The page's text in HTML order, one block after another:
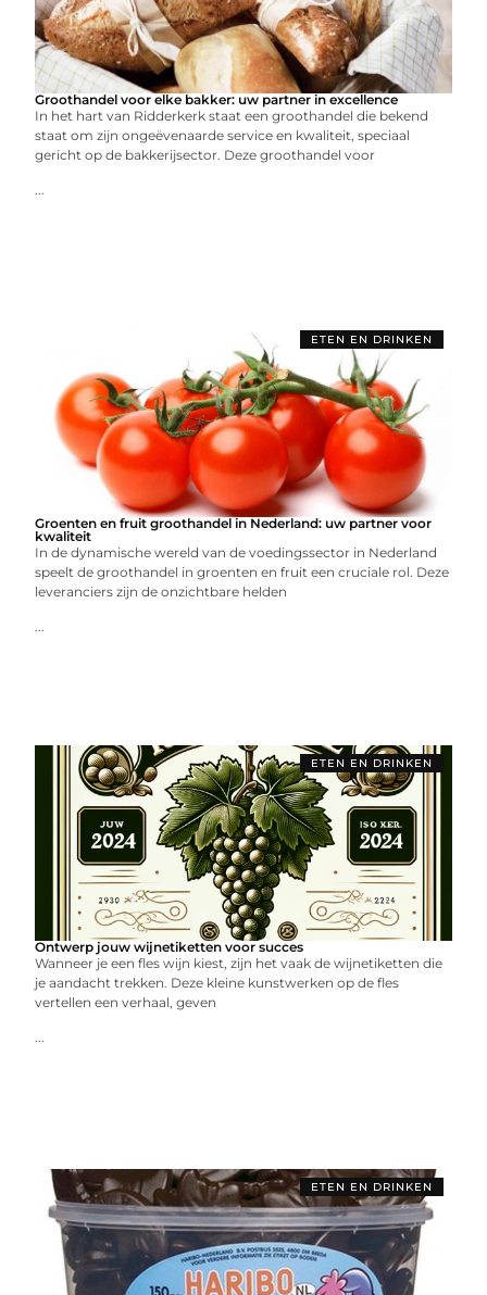
Groothandel voor elke bakker: uw partner in excellence
In het hart van Ridderkerk staat een groothandel die bekend
staat om zijn ongeëvenaarde service en kwaliteit, speciaal
gericht op de bakkerijsector. Deze groothandel voor
...
ETEN EN DRINKEN
Groenten en fruit groothandel in Nederland: uw partner voor
kwaliteit
In de dynamische wereld van de voedingssector in Nederland
speelt de groothandel in groenten en fruit een cruciale rol. Deze
leveranciers zijn de onzichtbare helden
...
ETEN EN DRINKEN
Ontwerp jouw wijnetiketten voor succes
Wanneer je een fles wijn kiest, zijn het vaak de wijnetiketten die
je aandacht trekken. Deze kleine kunstwerken op de fles
vertellen een verhaal, geven
...
ETEN EN DRINKEN